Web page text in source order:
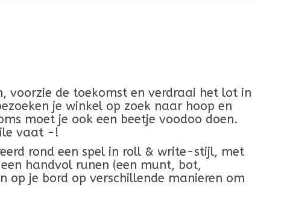
voorzie de toekomst en verdraai het lot in
je winkel op zoek naar hoop en
moet je ook een beetje voodoo doen.
vaat -!
rond een spel in roll & write-stijl, met
handvol runen (een munt, bot,
op je bord op verschillende manieren om